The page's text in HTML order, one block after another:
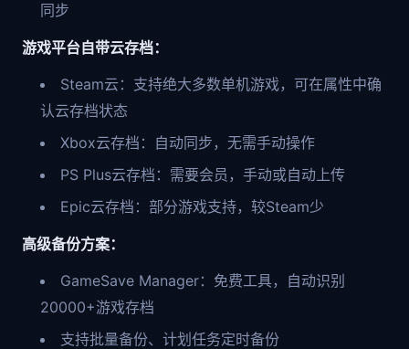
同步
游戏平台自带云存档：
Steam云：支持绝大多数单机游戏，可在属性中确
认云存档状态
Xbox云存档：自动同步，无需手动操作
PS Plus云存档：需要会员，手动或自动上传
Epic云存档：部分游戏支持，较Steam少
高级备份方案：
GameSave Manager：免费工具，自动识别
20000+游戏存档
支持批量备份、计划任务定时备份